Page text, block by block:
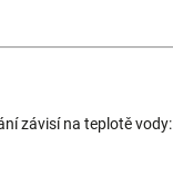
závisí na teplotě vody: